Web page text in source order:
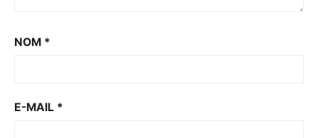
NOM *
E-MAIL *